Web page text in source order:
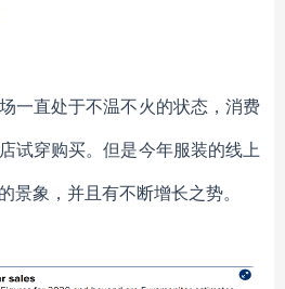
一直处于不温不火的状态，消费
试穿购买。但是今年服装的线上
景象，并且有不断增长之势。